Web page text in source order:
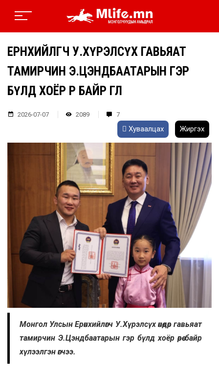
ЕРӨНХИЙЛӨГЧ У.ХҮРЭЛСҮХ ГАВЬЯАТ
ТАМИРЧИН Э.ЦЭНДБААТАРЫН ГЭР
БҮЛД ХОЁР ӨРӨӨ БАЙР ӨГЛӨӨ
2026-07-07 2089 7
Хуваалцах Жиргэх
Монгол Улсын Ерөнхийлөгч У.Хүрэлсүх өнөөдөр гавьяат
тамирчин Э.Цэндбаатарын гэр бүлд хоёр өрөө байр
хүлээлгэн өгчээ.